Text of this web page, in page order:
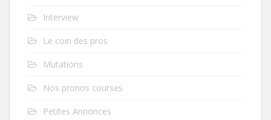
Interview
Le coin des pros
Mutations
Nos pronos courses
Petites Annonces